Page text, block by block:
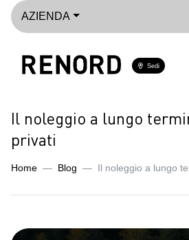
AZIENDA
Sedi
Il noleggio a lungo
privati
Home Blog Il noleggio a lungo